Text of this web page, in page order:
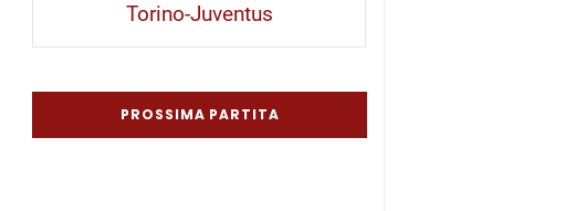
Torino-Juventus
PROSSIMA PARTITA